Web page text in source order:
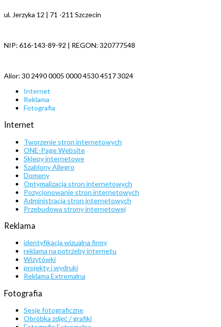
ul. Jerzyka 12 | 71 -211 Szczecin
NIP: 616-143-89-92 | REGON: 320777548
Alior: 30 2490 0005 0000 4530 4517 3024
Internet
Reklama
Fotografia
Internet
Tworzenie stron internetowych
ONE-Page Website
Sklepy internetowe
Szablony Allegro
Domeny
Optymalizacja stron internetowych
Pozycjonowanie stron internetowych
Administracja stron internetowych
Przebudowa strony internetowej
Reklama
identyfikacja wizualna firmy
reklama na potrzeby internetu
Wizytówki
projekty i wydruki
Reklama Extremalna
Fotografia
Sesje fotograficzne
Obróbka zdjęć / grafiki